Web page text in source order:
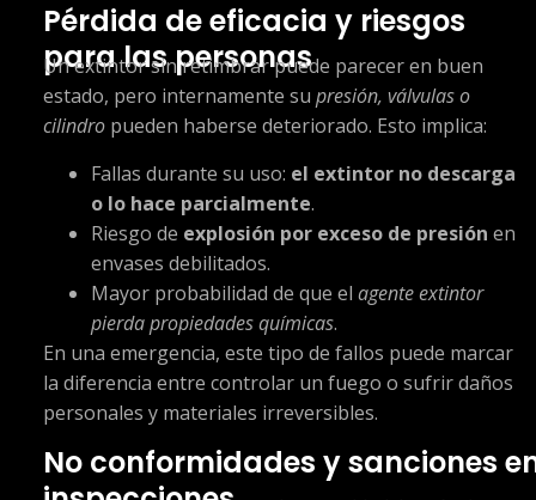
Pérdida de eficacia y riesgos
para las personas
Un extintor sin retimbrar puede parecer en buen
estado, pero internamente su presión, válvulas o
cilindropueden haberse deteriorado. Esto implica:
Fallas durante su uso: el extintor no descarga
o lo hace parcialmente.
Riesgo de explosión por exceso de presión en
envases debilitados.
Mayor probabilidad de que el agente extintor
pierda propiedades químicas.
En una emergencia, este tipo de fallos puede marcar
la diferencia entre controlar un fuego o sufrir daños
personales y materiales irreversibles.
No conformidades y sanciones